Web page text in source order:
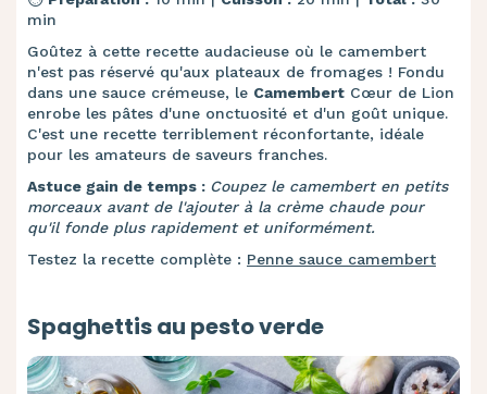
min
Goûtez à cette recette audacieuse où le camembert
n'est pas réservé qu'aux plateaux de fromages ! Fondu
dans une sauce crémeuse, le Camembert Cœur de Lion
enrobe les pâtes d'une onctuosité et d'un goût unique.
C'est une recette terriblement réconfortante, idéale
pour les amateurs de saveurs franches.
Astuce gain de temps : Coupez le camembert en petits
morceaux avant de l'ajouter à la crème chaude pour
qu'il fonde plus rapidement et uniformément.
Testez la recette complète : Penne sauce camembert
Spaghettis au pesto verde